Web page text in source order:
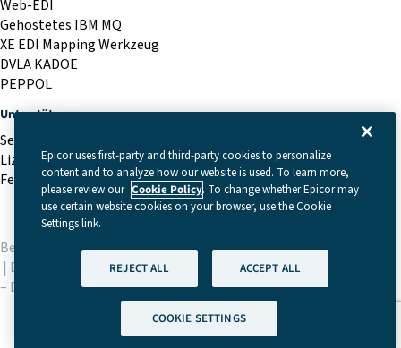
Web-EDI
Gehostetes IBM MQ
XE EDI Mapping Werkzeug
DVLA KADOE
PEPPOL
Unterstützung
Service-Schreibtisch
Lizenzierungs-Portal
Fernunterstützung
Bedingungen und Konditionen|
Cookie Settings
| Datenschutzrichtlinie (GDPR) Rechtliches| © Copyright 2026
– Data Interchange Limited
Epicor uses first-party and third-party cookies to personalize
content and to analyze how our website is used. To learn more,
please review our Cookie Policy. To change whether Epicor may
use certain website cookies on your browser, use the Cookie
Settings link.
REJECT ALL ACCEPT ALL
COOKIE SETTINGS